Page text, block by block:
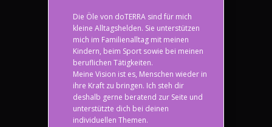
Die Öle von doTERRA sind für mich
kleine Alltagshelden. Sie unterstützen
mich im Familienalltag mit meinen
Kindern, beim Sport sowie bei meinen
beruflichen Tätigkeiten.
Meine Vision ist es, Menschen wieder in
ihre Kraft zu bringen. Ich steh dir
deshalb gerne beratend zur Seite und
unterstützte dich bei deinen
individuellen Themen.